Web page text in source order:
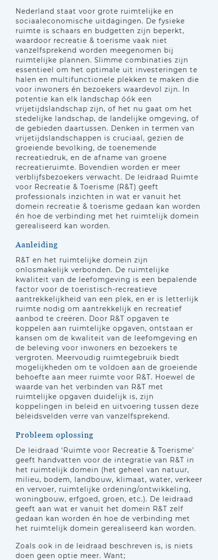
Nederland staat voor grote ruimtelijke en
sociaaleconomische uitdagingen. De fysieke
ruimte is schaars en budgetten zijn beperkt,
waardoor recreatie & toerisme vaak niet
vanzelfsprekend worden meegenomen bij
ruimtelijke plannen. Slimme combinaties zijn
essentieel om het optimale uit investeringen te
halen en multifunctionele plekken te maken die
voor inwoners én bezoekers waardevol zijn. In
potentie kan elk landschap óók een
vrijetijdslandschap zijn, of het nu gaat om het
stedelijke landschap, de landelijke omgeving, of
de gebieden daartussen. Denken in termen van
vrijetijdslandschappen is cruciaal, gezien de
groeiende bevolking, de toenemende
recreatiedruk, en de afname van groene
recreatieruimte. Bovendien worden er meer
verblijfsbezoekers verwacht. De leidraad Ruimte
voor Recreatie & Toerisme (R&T) geeft
professionals inzichten in wat er vanuit het
domein recreatie & toerisme gedaan kan worden
én hoe de verbinding met het ruimtelijk domein
gerealiseerd kan worden.
Aanleiding
R&T en het ruimtelijke domein zijn
onlosmakelijk verbonden. De ruimtelijke
kwaliteit van de leefomgeving is een bepalende
factor voor de toeristisch-recreatieve
aantrekkelijkheid van een plek, en er is letterlijk
ruimte nodig om aantrekkelijk en recreatief
aanbod te creëren. Door R&T opgaven te
koppelen aan ruimtelijke opgaven, ontstaan er
kansen om de kwaliteit van de leefomgeving en
de beleving voor inwoners en bezoekers te
vergroten. Meervoudig ruimtegebruik biedt
mogelijkheden om te voldoen aan de groeiende
behoefte aan meer ruimte voor R&T. Hoewel de
waarde van het verbinden van R&T met
ruimtelijke opgaven duidelijk is, zijn
koppelingen in beleid en uitvoering tussen deze
beleidsvelden verre van vanzelfsprekend.
Probleem oplossing
De leidraad ‘Ruimte voor Recreatie & Toerisme’
geeft handvatten voor de integratie van R&T in
het ruimtelijk domein (het geheel van natuur,
milieu, bodem, landbouw, klimaat, water, verkeer
en vervoer, ruimtelijke ordening/ontwikkeling,
woningbouw, erfgoed, groen, etc.). De leidraad
geeft aan wat er vanuit het domein R&T zelf
gedaan kan worden én hoe de verbinding met
het ruimtelijk domein gerealiseerd kan worden.
Zoals ook in de leidraad beschreven is, is niets
doen geen optie meer. Want;